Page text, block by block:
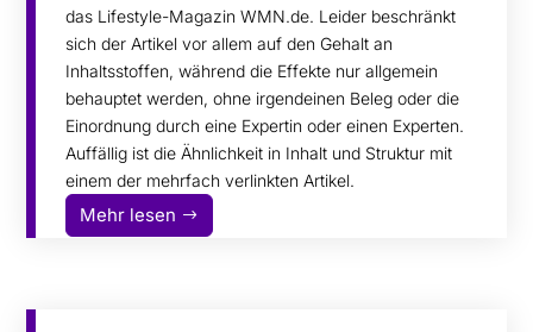
das Lifestyle-Magazin WMN.de. Leider beschränkt
sich der Artikel vor allem auf den Gehalt an
Inhaltsstoffen, während die Effekte nur allgemein
behauptet werden, ohne irgendeinen Beleg oder die
Einordnung durch eine Expertin oder einen Experten.
Auffällig ist die Ähnlichkeit in Inhalt und Struktur mit
einem der mehrfach verlinkten Artikel.
Mehr lesen